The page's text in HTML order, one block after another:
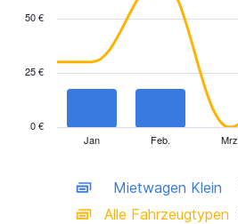
has
displaying
categories.
Jan Feb. Mrz
0 €
25 €
50 €
Mietwagen Klein
Alle Fahrzeugtypen